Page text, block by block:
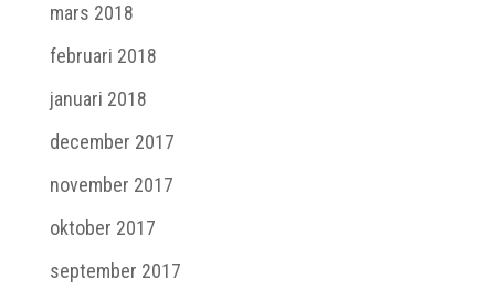
mars 2018
februari 2018
januari 2018
december 2017
november 2017
oktober 2017
september 2017